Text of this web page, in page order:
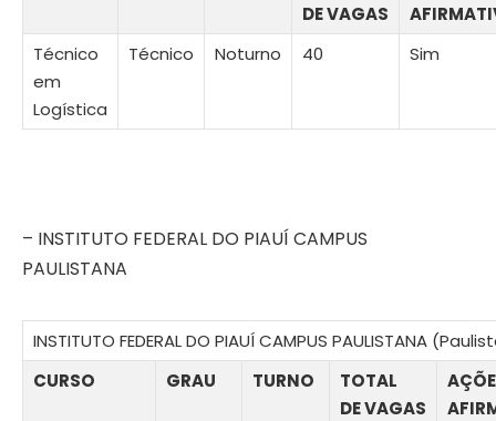
DE VAGAS
Técnico
em
Logística
Técnico Noturno 40 Sim
– INSTITUTO FEDERAL DO PIAUÍ CAMPUS
PAULISTANA
INSTITUTO FEDERAL DO PIAUÍ CAMPUS PAULISTANA
CURSO
GRAU TURNO
TOTAL
DE VAGAS